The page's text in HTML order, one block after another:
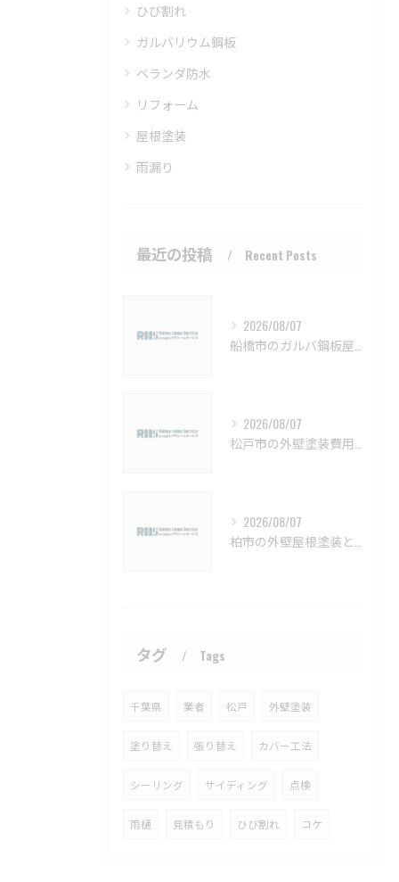
ひび割れ
ガルバリウム鋼板
ベランダ防水
リフォーム
屋根塗装
雨漏り
最近の投稿 Recent Posts
2026/08/07
2026/08/07
2026/08/07
タグ Tags
千葉県 業者 松戸 外壁塗装
塗り替え 張り替え カバー工法
シーリング サイディング 点検
雨樋 見積もり ひび割れ コケ